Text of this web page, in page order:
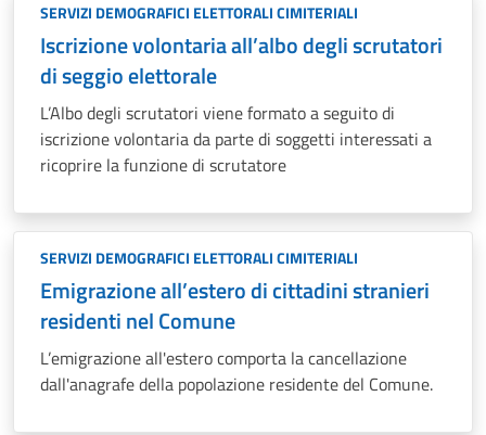
SERVIZI DEMOGRAFICI ELETTORALI CIMITERIALI
Iscrizione volontaria all’albo degli scrutatori
di seggio elettorale
L’Albo degli scrutatori viene formato a seguito di
iscrizione volontaria da parte di soggetti interessati a
ricoprire la funzione di scrutatore
SERVIZI DEMOGRAFICI ELETTORALI CIMITERIALI
Emigrazione all’estero di cittadini stranieri
residenti nel Comune
L’emigrazione all'estero comporta la cancellazione
dall'anagrafe della popolazione residente del Comune.